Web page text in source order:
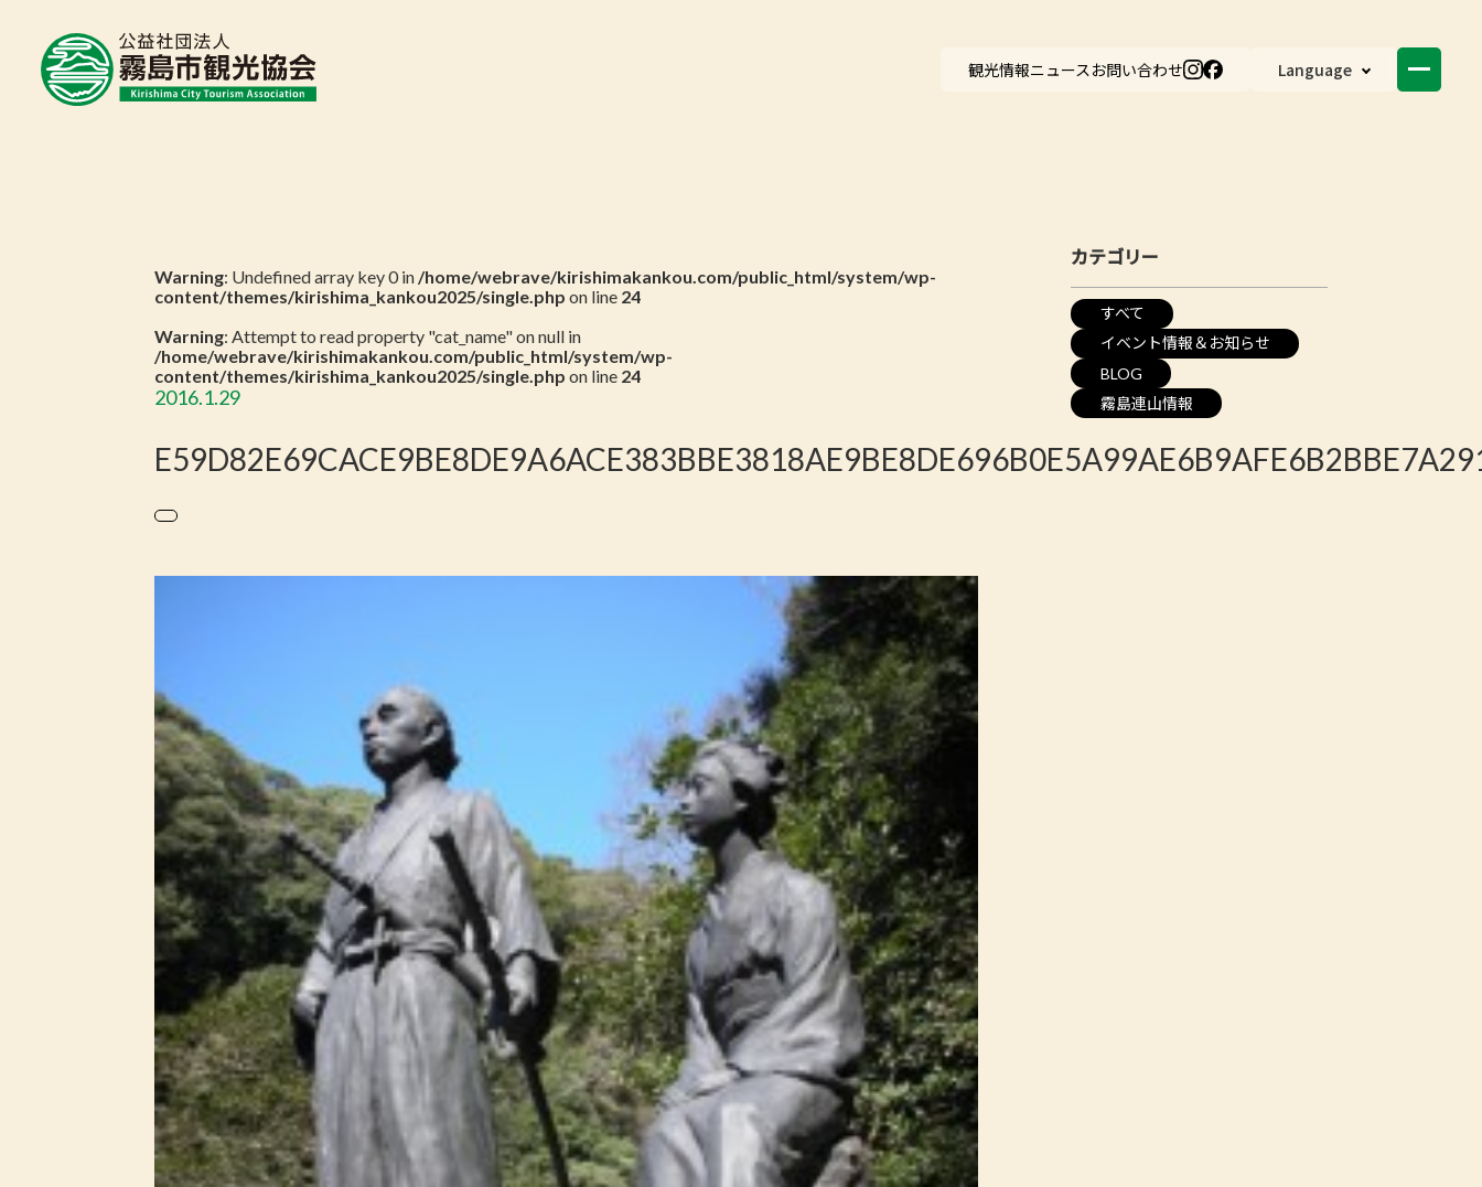
観光情報ニュース お問い合わせ Language
Warning: Undefined array key 0 in/home/webrave/kirishimakankou.com/public_html/system/wp-
content/themes/kirishima_kankou2025/single.php on line 24
Warning: Attempt to read property "cat_name" on null in
/home/webrave/kirishimakankou.com/public_html/system/wp-
content/themes/kirishima_kankou2025/single.php on line 24
2016.1.29
カテゴリー
すべて
イベント情報＆お知らせ
BLOG
霧島連山情報